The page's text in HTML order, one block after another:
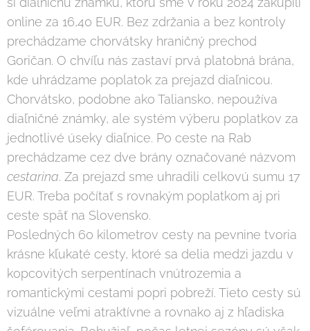
online za 16,40 EUR. Bez zdržania a bez kontroly
prechádzame chorvátsky hraničný prechod
Goričan. O chvíľu nás zastaví prvá platobná brána,
kde uhrádzame poplatok za prejazd diaľnicou.
Chorvátsko, podobne ako Taliansko, nepoužíva
diaľničné známky, ale systém výberu poplatkov za
jednotlivé úseky diaľnice. Po ceste na Rab
prechádzame cez dve brány označované názvom
cestarina. Za prejazd sme uhradili celkovú sumu 17
EUR. Treba počítať s rovnakým poplatkom aj pri
ceste späť na Slovensko.
Posledných 60 kilometrov cesty na pevnine tvoria
krásne kľukaté cesty, ktoré sa delia medzi jazdu v
kopcovitých serpentínach vnútrozemia a
romantickými cestami popri pobreží. Tieto cesty sú
vizuálne veľmi atraktívne a rovnako aj z hľadiska